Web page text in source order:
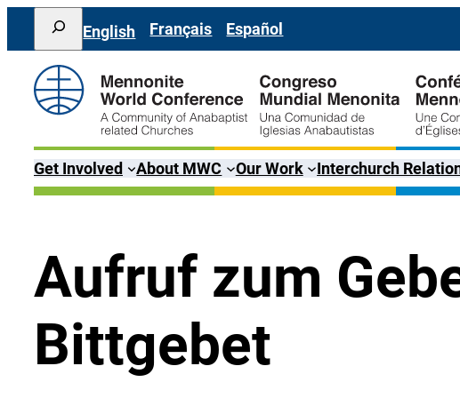
Direkt
Inhalt
wechseln
Search
English Français Español
Get Involved About MWC Our Work Interchurch
Aufruf zum
Bittgebet